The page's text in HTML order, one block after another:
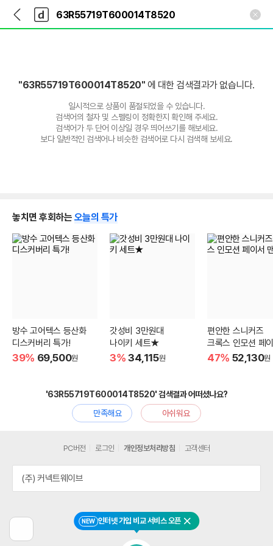
다
나
와
가
다
와
"63R55719T600014T8520" 에 대한 검색결과가 없습니다.
일시적으로 상품이 품절되었을 수 있습니다.
검색어의 철자 및 스펠링이 정확한지 확인해 주세요.
검색어가 두 단어 이상일 경우 띄어쓰기를 해보세요.
보다 일반적인 검색어나 비슷한 검색어로 다시 검색해 보세요.
놓치면 후회하는 오늘의 특가
방수 고어텍스 등산화
디스커버리 특가!
39% 69,500원
갓성비 3만원대
나이키 세트★
3% 34,115원
편안한 스니커즈
크록스 인모션 페
47% 52,130원
'63R55719T600014T8520' 검색결과 어떠셨나요?
만족해요
아쉬워요
전
NEW 인터넷 가입 비교 서비스 오픈 닫기
PC버전 로그인 개인정보처리방침 고객센터
(주) 커넥트웨이브